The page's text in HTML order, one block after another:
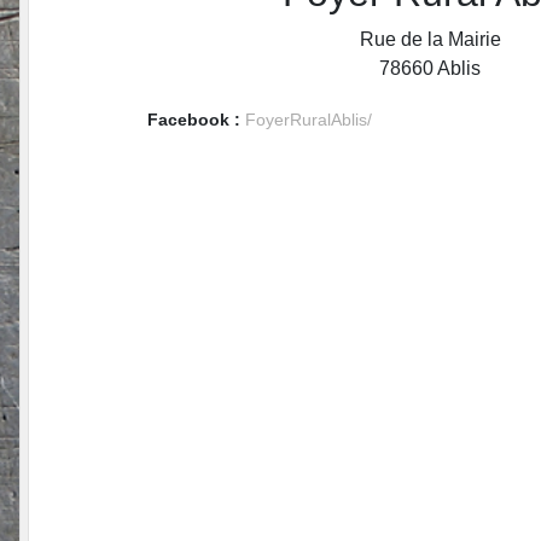
Rue de la Mairie
78660Ablis
Facebook : FoyerRuralAblis/